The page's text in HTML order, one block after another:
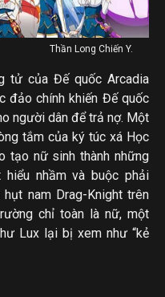
Thần Long Chiến Y.
tử của Đế quốc Arcadia
đảo chính khiến Đế quốc
người dân để trả nợ. Một
tắm của ký túc xá Học
tạo nữ sinh thành những
hiểu nhầm và buộc phải
nam Drag-Knight trên
chỉ toàn là nữ, một
Lux lại bị xem như “kẻ